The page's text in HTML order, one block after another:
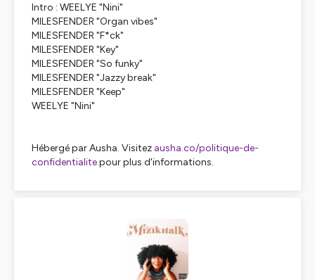
Intro : WEELYE "Nini"
MILESFENDER "Organ vibes"
MILESFENDER "F*ck"
MILESFENDER "Key"
MILESFENDER "So funky"
MILESFENDER "Jazzy break"
MILESFENDER "Keep"
WEELYE "Nini"
Hébergé par Ausha. Visitez ausha.co/politique-de-
confidentialitepour plus d'informations.